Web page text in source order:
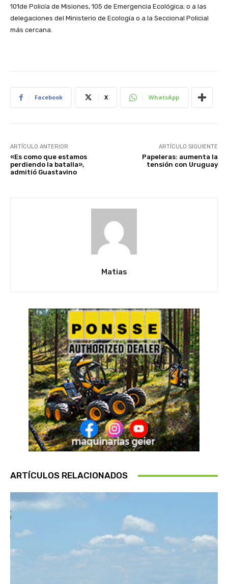
101de Policía de Misiones, 105 de Emergencia Ecológica; o a las
delegaciones del Ministerio de Ecología o a la Seccional Policial
más cercana.
Facebook X WhatsApp
ARTÍCULO ANTERIOR
«Es como que estamos
perdiendo la batalla»,
admitió Guastavino
ARTÍCULO SIGUIENTE
Papeleras: aumenta la
tensión con Uruguay
Matias
ARTÍCULOS RELACIONADOS